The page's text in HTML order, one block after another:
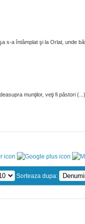
s-a întâmplat şi la Orlat, unde
munţilor, veţi fi păstori (...)
Sorteaza dupa: